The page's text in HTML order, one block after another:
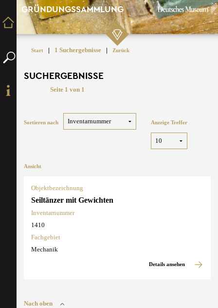
GRÜNDUNGSSAMMLUNG
Start | 1 Suchergebnisse | Zurück
SUCHERGEBNISSE
Seite 1 von 1
Sortieren nach Anzeige Treffer
Ansicht
Objektbezeichnung
Seiltänzer mit Gewichten
Inventarnummer
1410
Fachgebiet
Mechanik
Details ansehen
Nach oben